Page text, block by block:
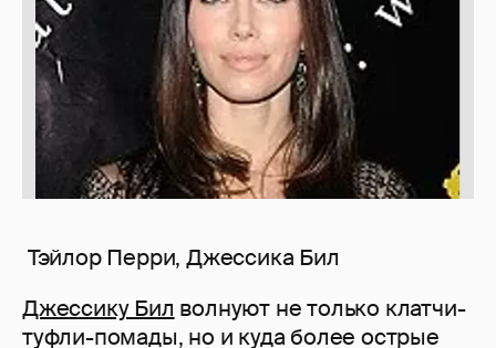
Тэйлор Перри, Джессика Бил
Джессику Бил волнуют не только клатчи-
туфли-помады, но и куда более острые